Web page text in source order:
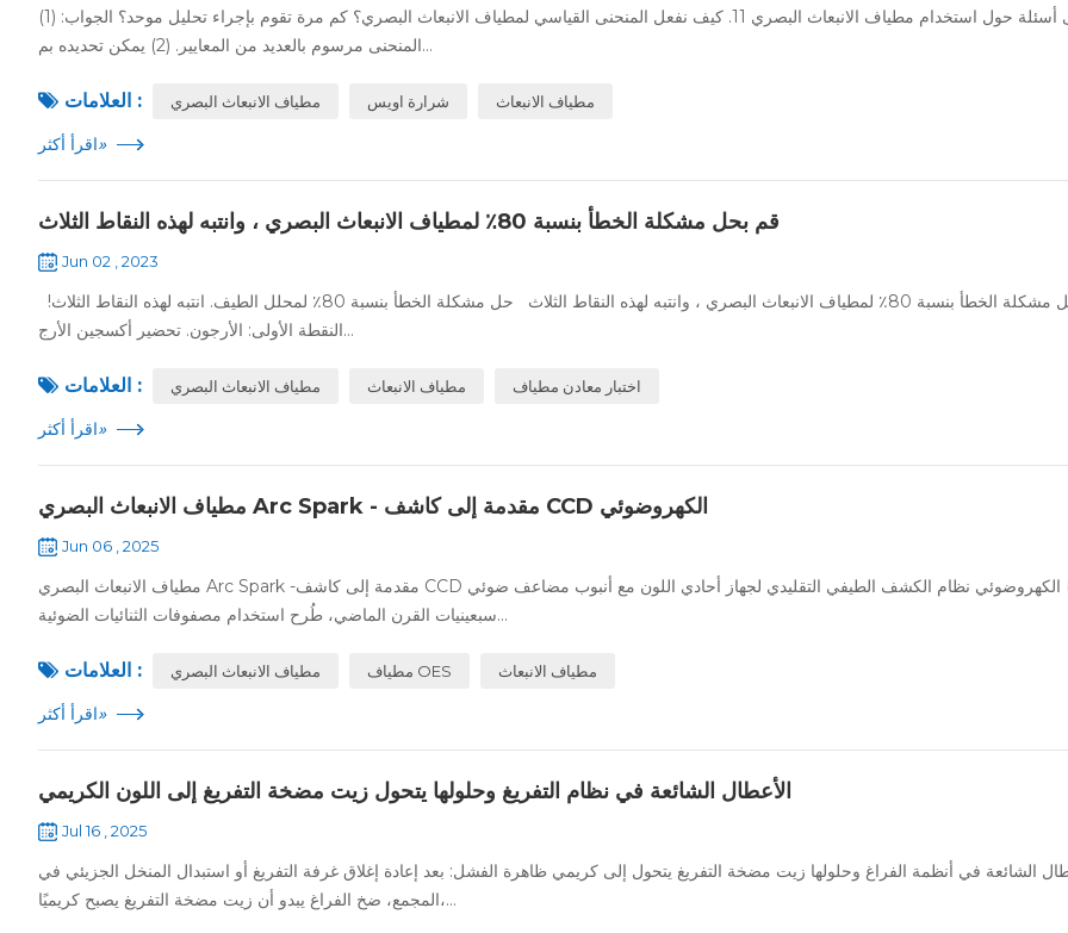
إجابات على أسئلة حول استخدام مطياف الانبعاث البصري 11. كيف نفعل المنحنى القياسي لمطياف الانبعاث البصري؟ كم مرة تقوم بإجراء تحليل موحد؟ الجواب: (1)
المنحنى مرسوم بالعديد من المعايير. (2) يمكن تحديده بم...
العلامات : مطياف الانبعاث البصري شرارة اويس مطياف الانبعاث
اقرأ أكثر»
قم بحل مشكلة الخطأ بنسبة 80٪ لمطياف الانبعاث البصري ، وانتبه لهذه النقاط الثلاث
Jun 02 , 2023
قم بحل مشكلة الخطأ بنسبة 80٪ لمطياف الانبعاث البصري ، وانتبه لهذه النقاط الثلاث حل مشكلة الخطأ بنسبة 80٪ لمحلل الطيف. انتبه لهذه النقاط الثلاث!
النقطة الأولى: الأرجون. تحضير أكسجين الأرج...
العلامات : مطياف الانبعاث البصري مطياف الانبعاث اختبار معادن مطياف
اقرأ أكثر»
مطياف الانبعاث البصري Arc Spark - مقدمة إلى كاشف CCD الكهروضوئي
Jun 06 , 2025
مطياف الانبعاث البصري Arc Spark -مقدمة إلى كاشف CCD الكهروضوئي نظام الكشف الطيفي التقليدي لجهاز أحادي اللون مع أنبوب مضاعف ضوئي (PMT). منذ
سبعينيات القرن الماضي، طُرح استخدام مصفوفات الثنائيات الضوئية...
العلامات : مطياف الانبعاث البصري مطياف OES مطياف الانبعاث
اقرأ أكثر»
الأعطال الشائعة في نظام التفريغ وحلولها يتحول زيت مضخة التفريغ إلى اللون الكريمي
Jul 16 , 2025
الشائعة في أنظمة الفراغ وحلولها زيت مضخة التفريغ يتحول إلى كريمي ظاهرة الفشل: بعد إعادة إغلاق غرفة التفريغ أو استبدال المنخل الجزيئي في
المجمع، ضخ الفراغ يبدو أن زيت مضخة التفريغ يصبح كريميًا،...